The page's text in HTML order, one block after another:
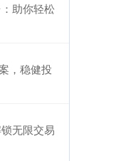
助你轻松
，稳健投
无限交易